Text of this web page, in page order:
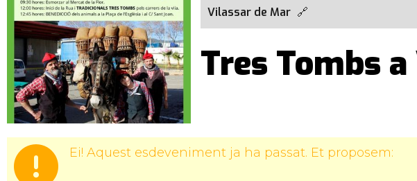
Vilassar de Mar
Tres Tombs
Ei! Aquest esdeveniment ja ha passat. Et proposem: